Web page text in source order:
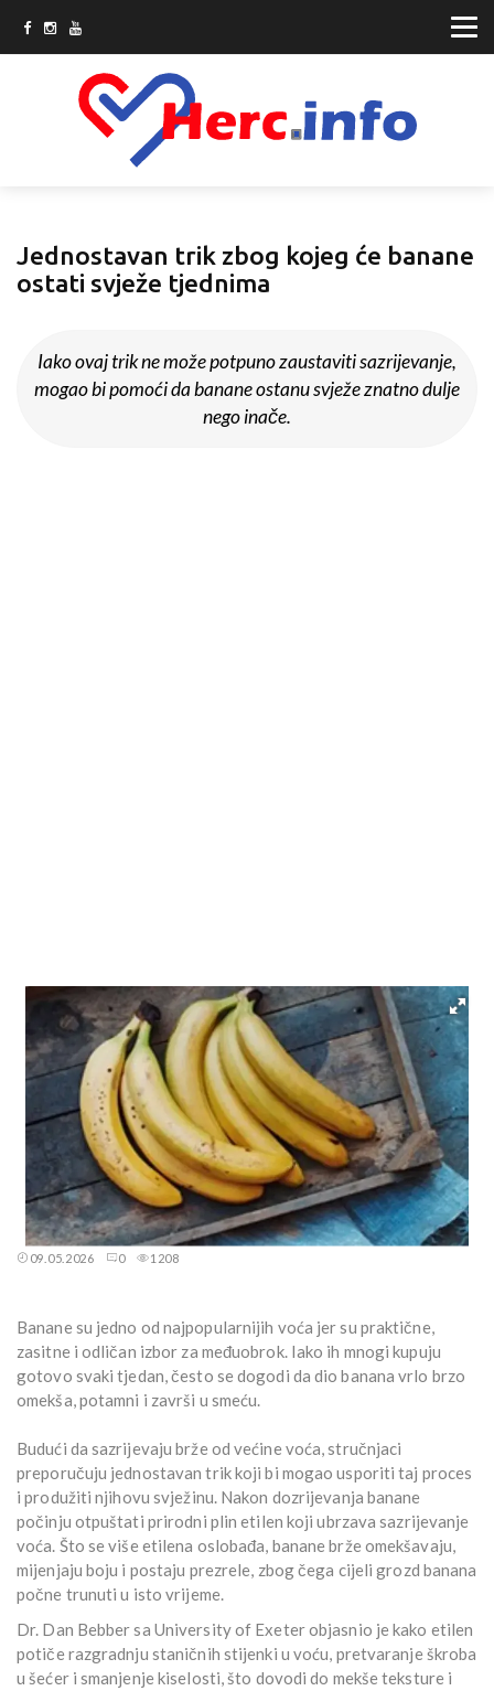
Jednostavan trik zbog kojeg će banane
ostati svježe tjednima
Iako ovaj trik ne može potpuno zaustaviti sazrijevanje,
mogao bi pomoći da banane ostanu svježe znatno dulje
nego inače.
09.05.2026 0 1208
Banane su jedno od najpopularnijih voća jer su praktične,
zasitne i odličan izbor za međuobrok. Iako ih mnogi kupuju
gotovo svaki tjedan, često se dogodi da dio banana vrlo brzo
omekša, potamni i završi u smeću.
Budući da sazrijevaju brže od većine voća, stručnjaci
preporučuju jednostavan trik koji bi mogao usporiti taj proces
i produžiti njihovu svježinu. Nakon dozrijevanja banane
počinju otpuštati prirodni plin etilen koji ubrzava sazrijevanje
voća. Što se više etilena oslobađa, banane brže omekšavaju,
mijenjaju boju i postaju prezrele, zbog čega cijeli grozd banana
počne trunuti u isto vrijeme.
Dr. Dan Bebber sa University of Exeter objasnio je kako etilen
potiče razgradnju staničnih stijenki u voću, pretvaranje škroba
u šećer i smanjenje kiselosti, što dovodi do mekše teksture i